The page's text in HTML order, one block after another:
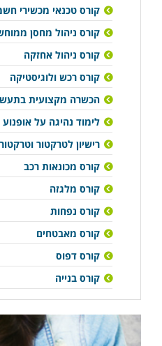
קורס טכנאי מכשירי
קורס ניהול מחסן
קורס ניהול אחזקה
קורס רכש ולוגיסטיקה
הכשרה מקצועית
לימוד נהיגה על אופנוע
רישיון לטרקטור
קורס מכונאות רכב
קורס מלגזה
קורס נפחות
קורס מאבטחים
קורס דפוס
קורס בנייה